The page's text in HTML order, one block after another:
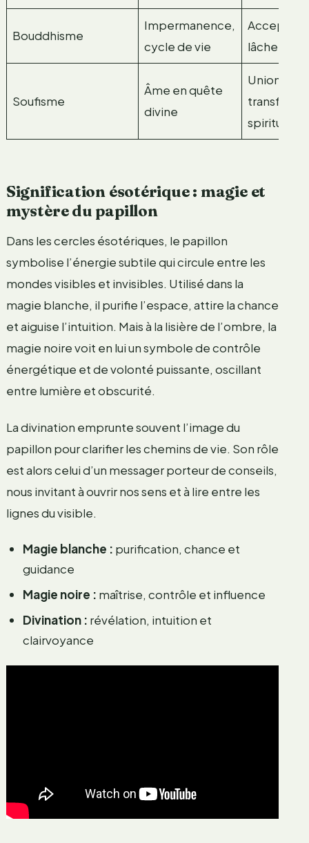
Bouddhisme
Impermanence,
cycle de vie
lâcher-
Soufisme
Âme en quête
divine
Union,
spirituelle
Signification ésotérique : magie et
mystère du papillon
Dans les cercles ésotériques, le papillon
symbolise l’énergie subtile qui circule entre les
mondes visibles et invisibles. Utilisé dans la
magie blanche, il purifie l’espace, attire la chance
et aiguise l’intuition. Mais à la lisière de l’ombre, la
magie noire voit en lui un symbole de contrôle
énergétique et de volonté puissante, oscillant
entre lumière et obscurité.
La divination emprunte souvent l’image du
papillon pour clarifier les chemins de vie. Son rôle
est alors celui d’un messager porteur de conseils,
nous invitant à ouvrir nos sens et à lire entre les
lignes du visible.
Magie blanche : purification, chance et
guidance
Magie noire : maîtrise, contrôle et influence
Divination : révélation, intuition et
clairvoyance